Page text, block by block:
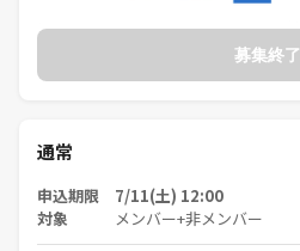
募集終了
通常
申込期限 7/11(土) 12:00
対象 メンバー+非メンバー